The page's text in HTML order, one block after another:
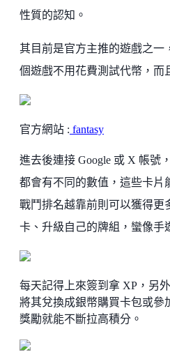
性質的認知。
其目前是官方主推的遊戲之一
個遊戲不用花費測試代幣，而
官方網站 : fantasy
進去後連接 Google 或 X 帳號
都會有不同的數值，這些卡片
戰鬥排名越靠前則可以獲得更
卡、升級自己的牌組，蠻像手
每天記得上來簽到拿 XP，另
將其兌換成銀幣購買卡包或參
獎勵就能不斷拉高積分。